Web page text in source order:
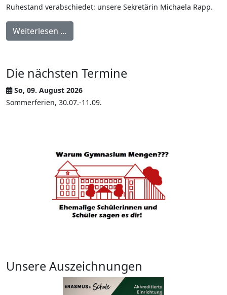
Ruhestand verabschiedet: unsere Sekretärin Michaela Rapp.
Weiterlesen …
Die nächsten Termine
So, 09. August 2026
Sommerferien, 30.07.-11.09.
Unsere Auszeichnungen